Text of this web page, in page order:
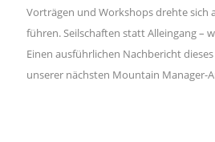
Vorträgen und Workshops drehte sich
führen. Seilschaften statt Alleingang –
Einen ausführlichen Nachbericht
unserer nächsten Mountain Manager-